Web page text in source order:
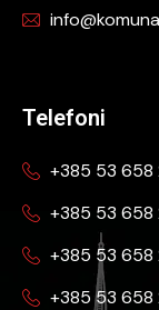
Telefoni
+385 53 658
+385 53
+385 53 658
+385 53